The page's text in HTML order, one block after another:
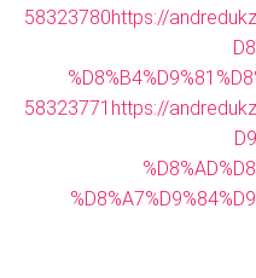
58323780https://
58323771 https://